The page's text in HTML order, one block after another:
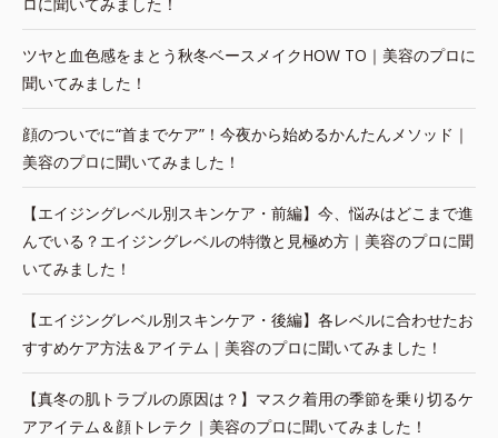
ツヤと血色感をまとう秋冬ベースメイクHOW TO｜美容のプロに
聞いてみました！
顔のついでに“首までケア”！今夜から始めるかんたんメソッド｜
美容のプロに聞いてみました！
【エイジングレベル別スキンケア・前編】今、悩みはどこまで進
んでいる？エイジングレベルの特徴と見極め方｜美容のプロに聞
いてみました！
【エイジングレベル別スキンケア・後編】各レベルに合わせたお
すすめケア方法＆アイテム｜美容のプロに聞いてみました！
【真冬の肌トラブルの原因は？】マスク着用の季節を乗り切るケ
アアイテム＆顔トレテク｜美容のプロに聞いてみました！